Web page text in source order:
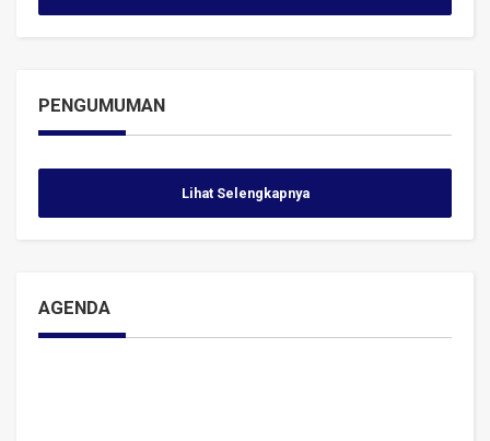
PENGUMUMAN
Lihat Selengkapnya
AGENDA